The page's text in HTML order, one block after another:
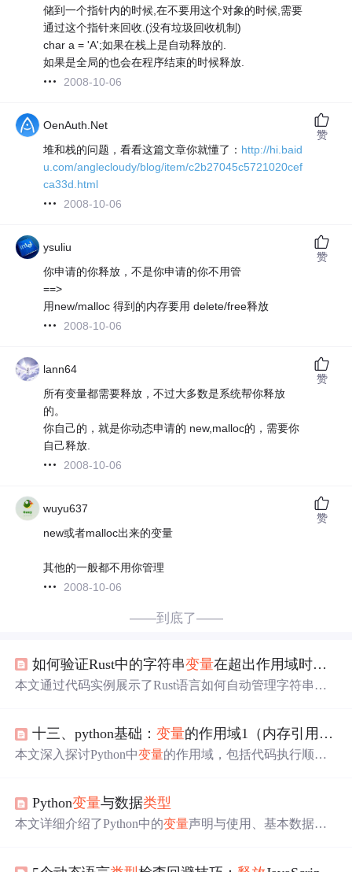
储到一个指针内的时候,在不要用这个对象的时候,需要
通过这个指针来回收.(没有垃圾回收机制)
char a = 'A';如果在栈上是自动释放的.
如果是全局的也会在程序结束的时候释放.
2008-10-06
OenAuth.Net
堆和栈的问题，看看这篇文章你就懂了： http://hi.baid
u.com/anglecloudy/blog/item/c2b27045c5721020cef
ca33d.html
2008-10-06
赞
ysuliu
你申请的你释放，不是你申请的你不用管
==>
用new/malloc 得到的内存要用 delete/free释放
2008-10-06
赞
lann64
所有变量都需要释放，不过大多数是系统帮你释放
的。
你自己的，就是你动态申请的 new,malloc的，需要你
自己释放.
2008-10-06
赞
wuyu637
new或者malloc出来的变量
其他的一般都不用你管理
2008-10-06
赞
——到底了——
如何验证Rust中的字符串变量在超出作用域时自动
本文通过代码实例展示了Rust语言如何自动管理字符串 类
十三、python基础：变量的作用域1（内存引用和
本文深入探讨Python中变量的作用域，包括代码执行顺
ython内存管理。
Python变量与数据类型
本文详细介绍了Python中的变量声明与使用、基本数据类